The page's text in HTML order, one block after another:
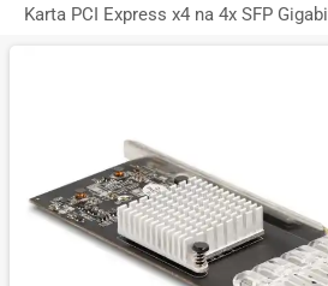
Karta PCI Express x4 na 4x SFP